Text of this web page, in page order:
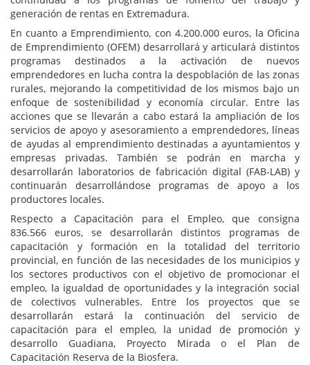
generación de rentas en Extremadura.
En cuanto a Emprendimiento, con 4.200.000 euros, la Oficina
de Emprendimiento (OFEM) desarrollará y articulará distintos
programas destinados a la activación de nuevos
emprendedores en lucha contra la despoblación de las zonas
rurales, mejorando la competitividad de los mismos bajo un
enfoque de sostenibilidad y economía circular. Entre las
acciones que se llevarán a cabo estará la ampliación de los
servicios de apoyo y asesoramiento a emprendedores, líneas
de ayudas al emprendimiento destinadas a ayuntamientos y
empresas privadas. También se podrán en marcha y
desarrollarán laboratorios de fabricación digital (FAB-LAB) y
continuarán desarrollándose programas de apoyo a los
productores locales.
Respecto a Capacitación para el Empleo, que consigna
836.566 euros, se desarrollarán distintos programas de
capacitación y formación en la totalidad del territorio
provincial, en función de las necesidades de los municipios y
los sectores productivos con el objetivo de promocionar el
empleo, la igualdad de oportunidades y la integración social
de colectivos vulnerables. Entre los proyectos que se
desarrollarán estará la continuación del servicio de
capacitación para el empleo, la unidad de promoción y
desarrollo Guadiana, Proyecto Mirada o el Plan de
Capacitación Reserva de la Biosfera.